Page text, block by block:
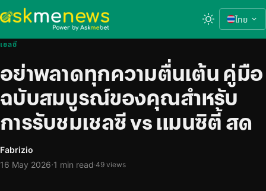
ไทย
เชลซี
อย่าพลาดทุกความตื่นเต้น คู่มือ
ฉบับสมบูรณ์ของคุณสำหรับ
การรับชมเชลซี vs แมนซิตี้ สด
Fabrizio
16 May 2026·1 min read·49 views